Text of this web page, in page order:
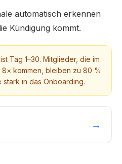
automatisch erkennen
Kündigung kommt.
Tag 1–30. Mitglieder, die im
kommen, bleiben zu 80 %
stark in das Onboarding.
→